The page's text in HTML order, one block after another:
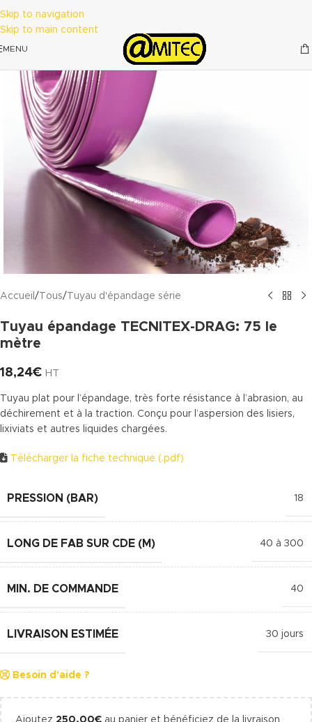
Skip to navigation
Skip to main content
MENU
Accueil / Tous/ Tuyau d'épandage série
Tuyau épandage TECNITEX-DRAG: 75 le
mètre
18,24€ HT
Tuyau plat pour l’épandage, très forte résistance à l’abrasion, au
déchirement et à la traction. Conçu pour l’aspersion des lisiers,
lixiviats et autres liquides chargées.
Télécharger la fiche technique (.pdf)
PRESSION (BAR) 18
LONG DE FAB SUR CDE (M) 40 à 300
MIN. DE COMMANDE 40
LIVRAISON ESTIMÉE 30 jours
Besoin d'aide ?
Ajoutez 250,00€ au panier et bénéficiez de la livraison